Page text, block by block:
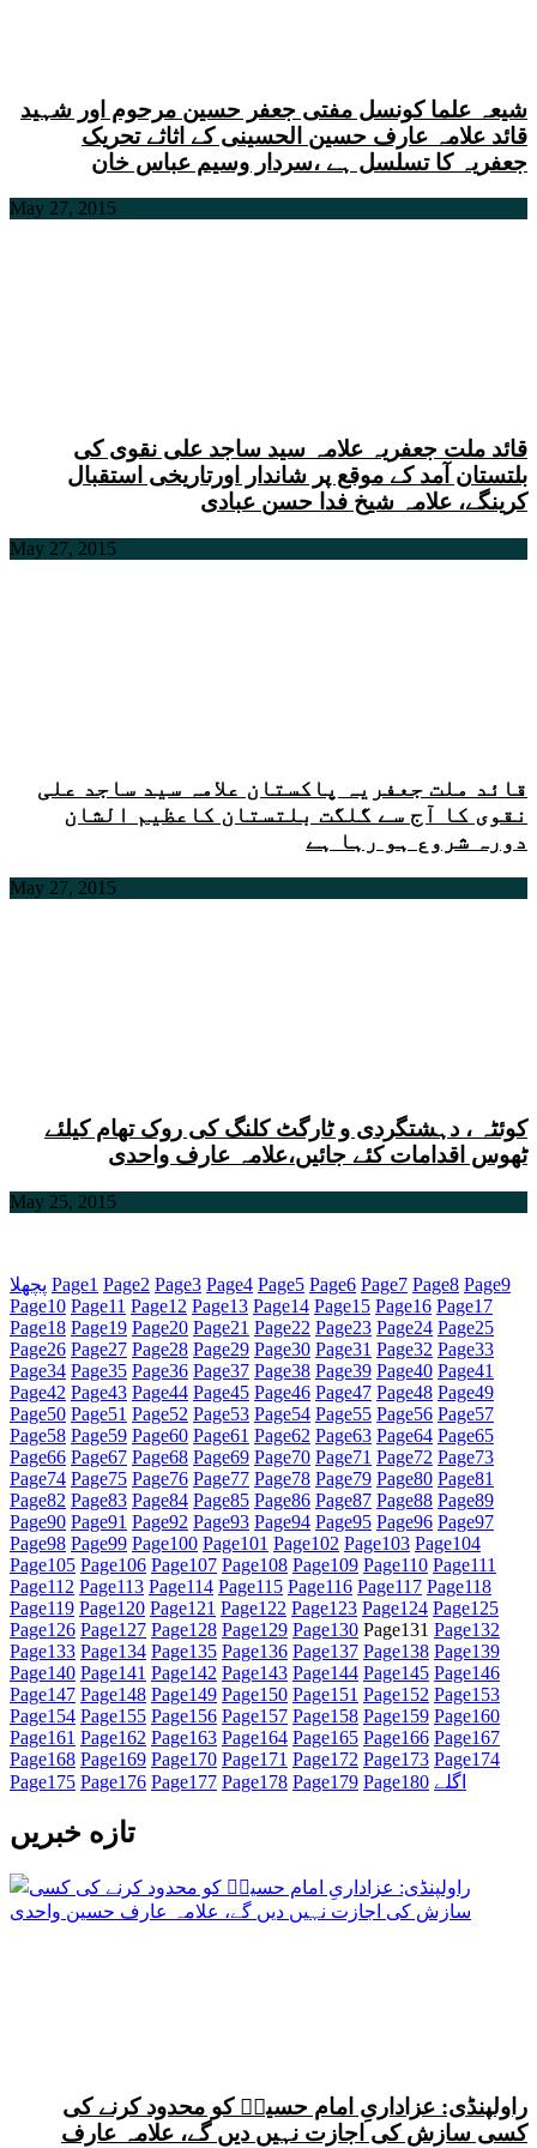
شیعہ علما کونسل مفتی جعفر حسین مرحوم اور شہید
قائد علامہ عارف حسین الحسینی کے اثاثے تحریک
جعفریہ کا تسلسل ہے ،سردار وسیم عباس خان
May 27, 2015
قائد ملت جعفریہ علامہ سید ساجد علی نقوی کی
بلتستان آمد کے موقع پر شاندار اورتاریخی استقبال
کرینگے، علامہ شیخ فدا حسن عبادی
May 27, 2015
قائد ملت جعفریہ پاکستان علامہ سید ساجد علی
نقوی کا آج سے گلگت بلتستان کاعظیم الشان
دورہ شروع ہو رہا ہے
May 27, 2015
کوئٹہ ، دہشتگردی و ٹارگٹ کلنگ کی روک تھام کیلئے
ٹھوس اقدامات کئے جائیں،علامہ عارف واحدی
May 25, 2015
پچھلا Page1 Page2 Page3 Page4 Page5 Page6 Page7 Page8 Page9
Page10 Page11 Page12 Page13 Page14 Page15 Page16 Page17
Page18 Page19 Page20 Page21 Page22 Page23 Page24 Page25
Page26 Page27 Page28 Page29 Page30 Page31 Page32 Page33
Page34 Page35 Page36 Page37 Page38 Page39 Page40 Page41
Page42 Page43 Page44 Page45 Page46 Page47 Page48 Page49
Page50 Page51 Page52 Page53 Page54 Page55 Page56 Page57
Page58 Page59 Page60 Page61 Page62 Page63 Page64 Page65
Page66 Page67 Page68 Page69 Page70 Page71 Page72 Page73
Page74 Page75 Page76 Page77 Page78 Page79 Page80 Page81
Page82 Page83 Page84 Page85 Page86 Page87 Page88 Page89
Page90 Page91 Page92 Page93 Page94 Page95 Page96 Page97
Page98 Page99 Page100 Page101 Page102 Page103 Page104
Page105 Page106 Page107 Page108 Page109 Page110 Page111
Page112 Page113 Page114 Page115 Page116 Page117 Page118
Page119 Page120 Page121 Page122 Page123 Page124 Page125
Page126 Page127 Page128 Page129 Page130 Page131 Page132
Page133 Page134 Page135 Page136 Page137 Page138 Page139
Page140 Page141 Page142 Page143 Page144 Page145 Page146
Page147 Page148 Page149 Page150 Page151 Page152 Page153
Page154 Page155 Page156 Page157 Page158 Page159 Page160
Page161 Page162 Page163 Page164 Page165 Page166 Page167
Page168 Page169 Page170 Page171 Page172 Page173 Page174
Page175 Page176 Page177 Page178 Page179 Page180 اگلے
تازه خبریں
راولپنڈی: عزاداریِ امام حسینؑ کو محدود کرنے کی
کسی سازش کی اجازت نہیں دیں گے، علامہ عارف